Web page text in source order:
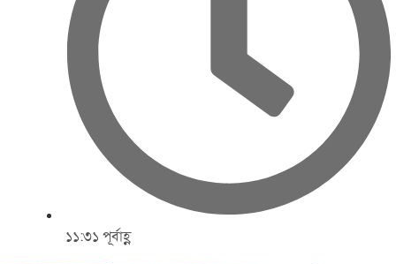
১১:৩১ পূর্বাহ্ণ